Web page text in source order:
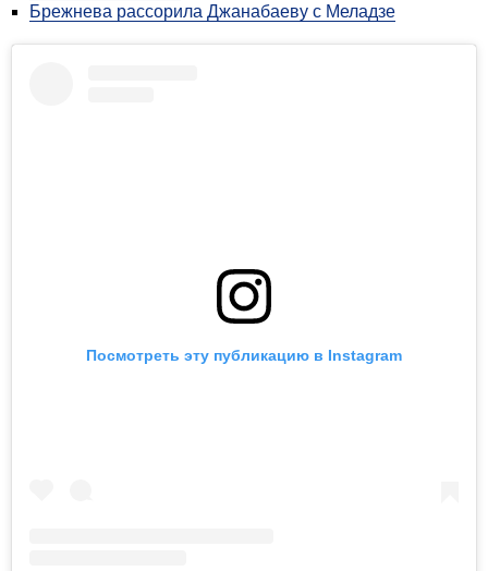
Брежнева рассорила Джанабаеву с Меладзе
Посмотреть эту публикацию в Instagram